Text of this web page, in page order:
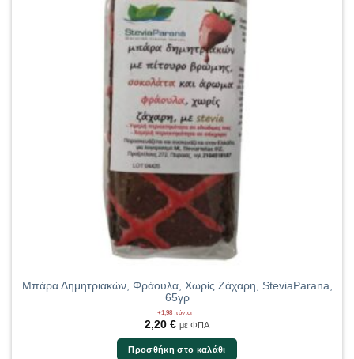
Μπάρα Δημητριακών, Φράουλα, Χωρίς Ζάχαρη, SteviaParana,
65γρ
+1,98 πόντοι
2,20 € με ΦΠΑ
Προσθήκη στο καλάθι